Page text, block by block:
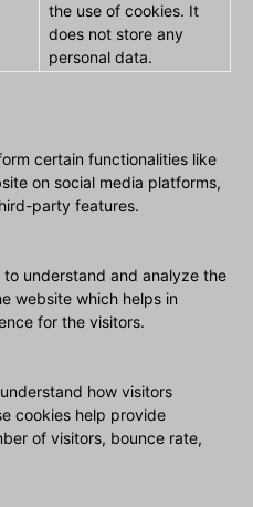
the use of cookies. It
does not store any
personal data.
certain functionalities like
on social media platforms,
party features.
understand and analyze the
website which helps in
for the visitors.
how visitors
cookies help provide
of visitors, bounce rate,